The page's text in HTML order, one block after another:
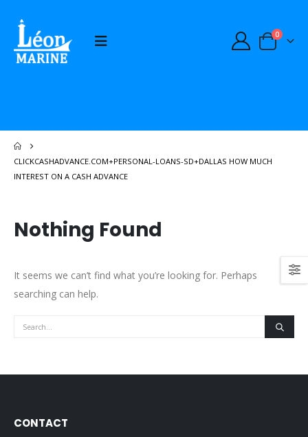
0
CLICKCASHADVANCE.COM+PERSONAL-LOANS-SD+DALLAS HOW MUCH
INTEREST ON A CASH ADVANCE
Nothing Found
It seems we can’t find what you’re looking for. Perhaps
searching can help.
CONTACT